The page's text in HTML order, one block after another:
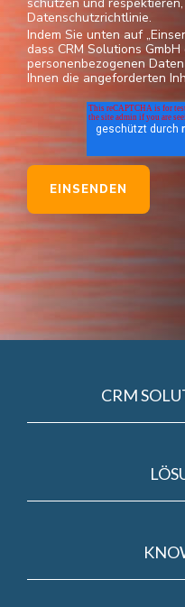
schützen und respektieren,
Datenschutzrichtlinie.
Indem Sie unten auf
dass CRM Solutions
personenbezogenen
Ihnen die angeforderten